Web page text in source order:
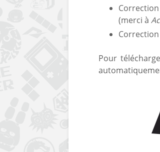
(merci à
Pour